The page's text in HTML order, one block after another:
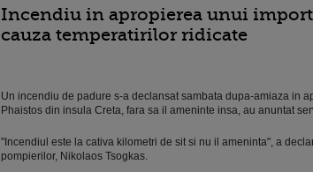
Incendiu in apropierea unui
cauza temperatirilor ridicate
Un incendiu de padure s-a declansat sambata dupa-amiaza in
Phaistos din insula Creta, fara sa il ameninte insa, au anuntat
"Incendiul este la cativa kilometri de sit si nu il ameninta", a
pompierilor, Nikolaos Tsogkas.